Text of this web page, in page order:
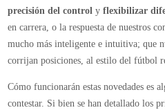
precisión del control yflexibilizar
en carrera, o la respuesta de nuestros
mucho más inteligente e intuitiva; que
corrijan posiciones, al estilo del fútbol
Cómo funcionarán estas novedades es
contestar. Si bien se han detallado los